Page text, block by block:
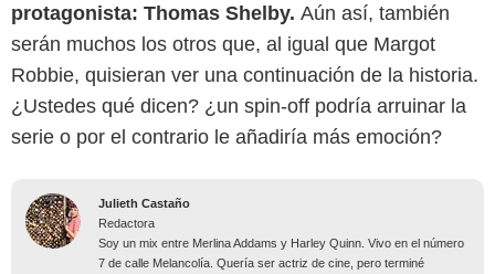
protagonista: Thomas Shelby. Aún así, también
serán muchos los otros que, al igual que Margot
Robbie, quisieran ver una continuación de la historia.
¿Ustedes qué dicen? ¿un spin-off podría arruinar la
serie o por el contrario le añadiría más emoción?
Julieth Castaño
Redactora
Soy un mix entre Merlina Addams y Harley Quinn. Vivo en el número
7 de calle Melancolía. Quería ser actriz de cine, pero terminé